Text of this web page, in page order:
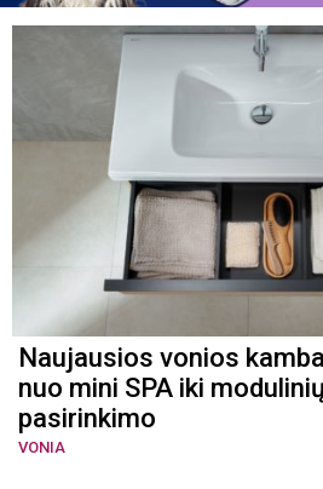
Naujausios vonios
nuo mini SPA iki
pasirinkimo
VONIA